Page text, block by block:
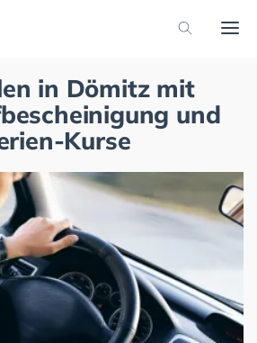
in Dömitz mit
und
Kurse